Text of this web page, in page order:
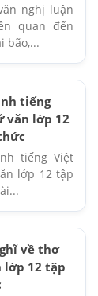
nghị luận
quan đến
bão,...
tiếng
văn lớp 12
tiếng Việt
lớp 12 tập
về thơ
lớp 12 tập